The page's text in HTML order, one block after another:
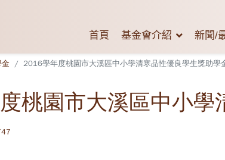
首頁 基金會介紹 新聞/
金 2016學年度桃園市大溪區中小學清寒品性優良學生獎助學
桃園市大溪區中小學